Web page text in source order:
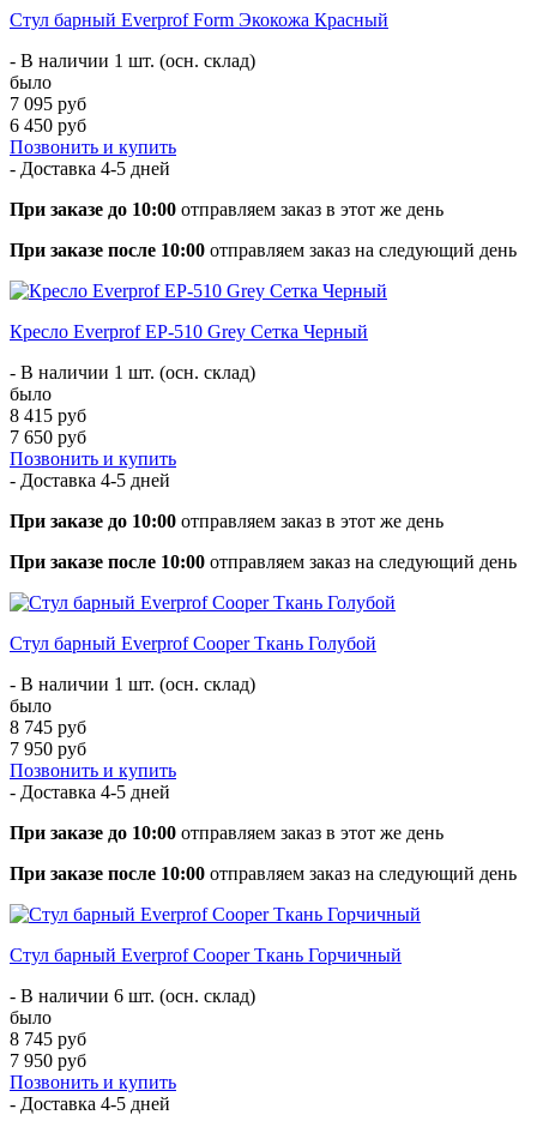
Стул барный Everprof Form Экокожа Красный
- В наличии 1 шт. (осн. склад)
было
7 095 руб
6 450 руб
Позвонить и купить
- Доставка 4-5 дней
При заказе до 10:00 отправляем заказ в этот же день
При заказе после 10:00 отправляем заказ на следующий день
Кресло Everprof EP-510 Grey Сетка Черный
- В наличии 1 шт. (осн. склад)
было
8 415 руб
7 650 руб
Позвонить и купить
- Доставка 4-5 дней
При заказе до 10:00 отправляем заказ в этот же день
При заказе после 10:00 отправляем заказ на следующий день
Стул барный Everprof Cooper Ткань Голубой
- В наличии 1 шт. (осн. склад)
было
8 745 руб
7 950 руб
Позвонить и купить
- Доставка 4-5 дней
При заказе до 10:00 отправляем заказ в этот же день
При заказе после 10:00 отправляем заказ на следующий день
Стул барный Everprof Cooper Ткань Горчичный
- В наличии 6 шт. (осн. склад)
было
8 745 руб
7 950 руб
Позвонить и купить
- Доставка 4-5 дней